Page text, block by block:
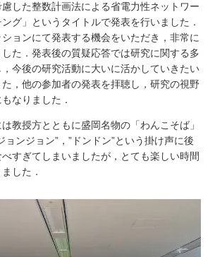
した整数計画法による省電力性ネットワー
グ」というタイトルで発表を行いました．
ョンにて発表する機会をいただき，非常に
た．発表後の質疑応答では研究に関する多
今後の研究活動に大いに活かしていきたい
，他の参加者の発表を拝聴し，研究の視野
なりました．
教授方とともに盛岡名物の「わんこそば」
ョンジョン”，”ドンドン”という掛け声に後
すぎてしまいましたが，とても楽しい時間
した．